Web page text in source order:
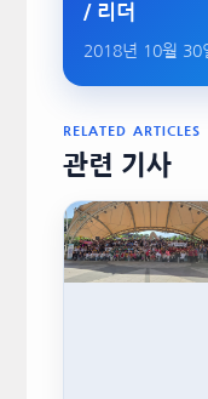
/ 리더
2018년 10월 30
RELATED ARTICLES
관련 기사